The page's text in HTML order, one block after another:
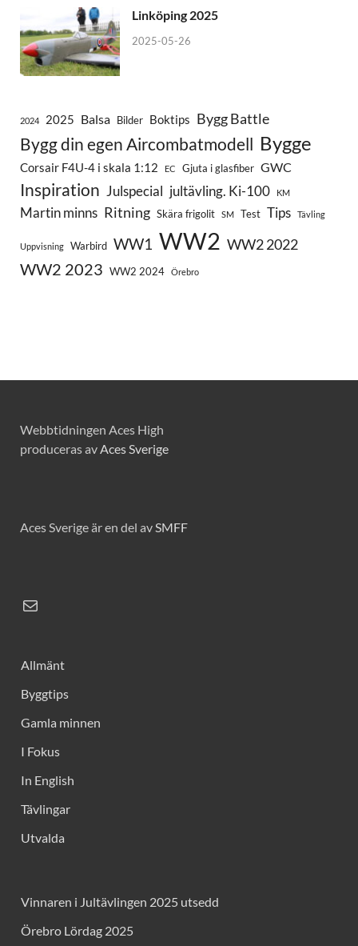
Linköping 2025
2025-05-26
2024 2025 Balsa Bilder Boktips Bygg Battle
Bygg din egen Aircombatmodell Bygge
Corsair F4U-4 i skala 1:12 EC Gjuta i glasfiber GWC
Inspiration Julspecial jultävling. Ki-100 KM
Martin minns Ritning Skära frigolit SM Test Tips Tävling
Uppvisning Warbird WW1 WW2 WW2 2022
WW2 2023 WW2 2024 Örebro
Webbtidningen Aces High
produceras avAces Sverige
Aces Sverige är en del avSMFF
Allmänt
Byggtips
Gamla minnen
I Fokus
In English
Tävlingar
Utvalda
Vinnaren i Jultävlingen 2025 utsedd
Örebro Lördag 2025